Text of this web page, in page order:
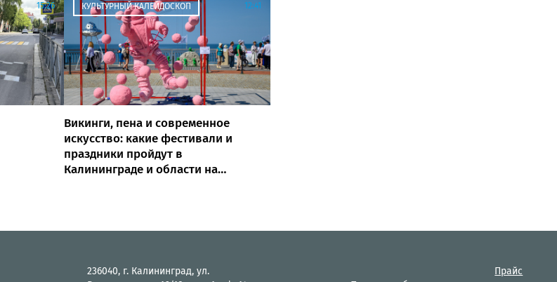
15:26 КУЛЬТУРНЫЙ КАЛЕЙДОСКОП 12:41
Викинги, пена и современное
искусство: какие фестивали и
праздники пройдут в
Калининграде и области на
236040, г. Калининград, ул.
Прайс